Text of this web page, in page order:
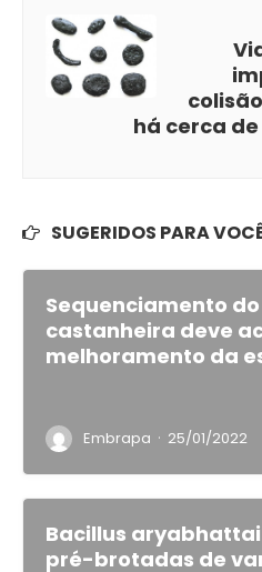
há cerca
SUGERIDOS PARA
Sequenciamento
castanheira deve
melhoramento da
Embrapa · 25/01/2022
Bacillus
pré-brotadas de